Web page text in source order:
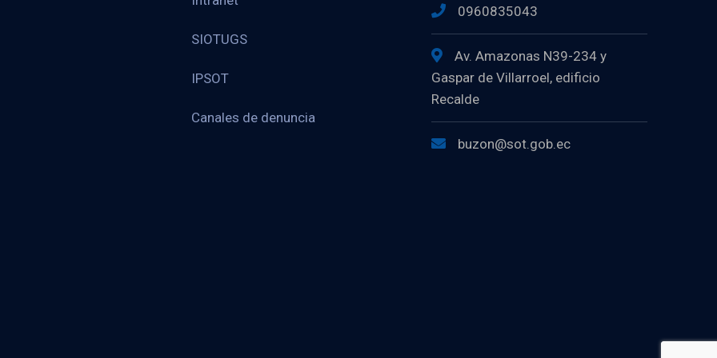
SIOTUGS
IPSOT
Canales de denuncia
0960835043
Av. Amazonas N39-234 y
Gaspar de Villarroel, edificio
Recalde
buzon@sot.gob.ec